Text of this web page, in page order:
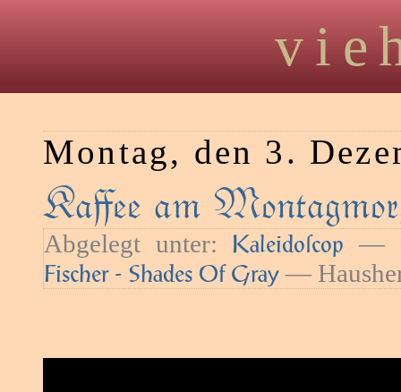
Montag, den 3.
Kaﬀee am
Abgelegt unter: Kaleidoſcop —
Fischer - Shades Of Gray —